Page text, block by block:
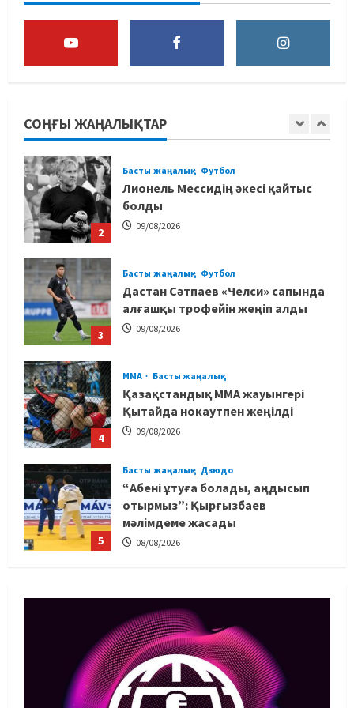
СОҢҒЫ ЖАҢАЛЫҚТАР
мәлімдеме жасады
1
Басты жаңалық Дзюдо
09/08/2026
2
Басты жаңалық Футбол
Лионель Мессидің әкесі қайтыс
болды
09/08/2026
3
Басты жаңалық Футбол
Дастан Сәтпаев «Челси» сапында
алғашқы трофейін жеңіп алды
09/08/2026
4
MMA Басты жаңалық
Қазақстандық MMA жауынгері
Қытайда нокаутпен жеңілді
09/08/2026
5
Басты жаңалық Дзюдо
“Абені ұтуға болады, аңдысып
отырмыз”: Қырғызбаев
мәлімдеме жасады
08/08/2026
1
Елдос пен Такеока: Алматы
татамиінде әлем чемпиондары
09/08/2026
Басты жаңалық Футбол
Лионель Мессидің әкесі қайтыс